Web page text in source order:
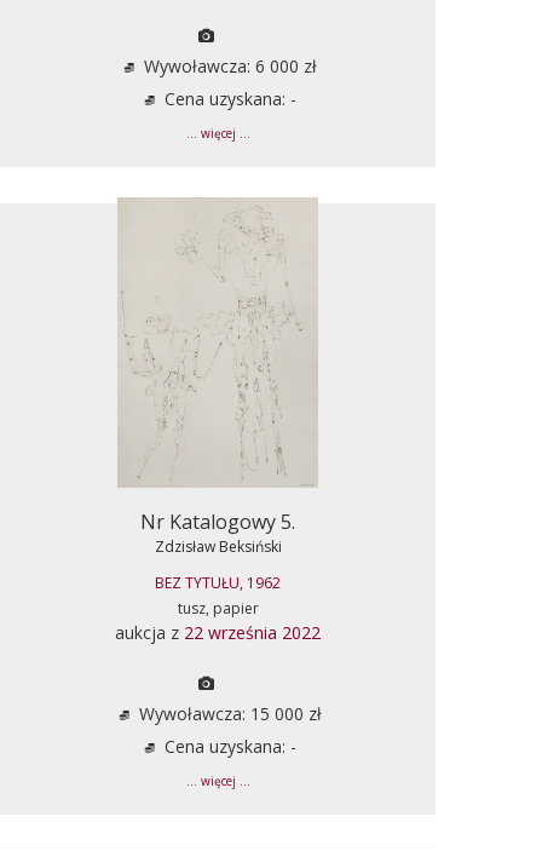
Wywoławcza: 6 000 zł
Cena uzyskana: -
... więcej ...
Nr Katalogowy 5.
Zdzisław Beksiński
BEZ TYTUŁU, 1962
tusz, papier
aukcja z 22 września 2022
Wywoławcza: 15 000 zł
Cena uzyskana: -
... więcej ...